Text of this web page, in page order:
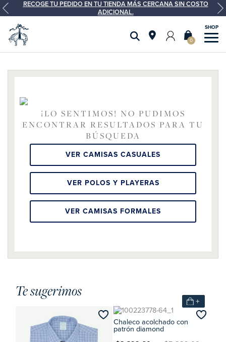
RECOGE TU PEDIDO EN TU TIENDA MÁS CERCANA SIN COSTO
ADICIONAL.
0
¡LO SENTIMOS! NO PUDIMOS
ENCONTRAR RESULTADOS PARA TU
BÚSQUEDA
VER CAMISAS CASUALES
VER POLOS Y PLAYERAS
VER CAMISAS FORMALES
Te sugerimos
+
Chaleco acolchado con
patrón diamond